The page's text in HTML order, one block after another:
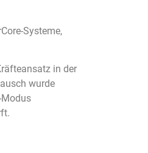
Systeme,
in der
wurde